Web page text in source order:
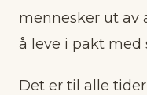
mennesker ut av
å leve i pakt med
Det er til alle